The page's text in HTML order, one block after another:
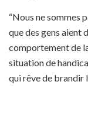
“Nous ne sommes
que des gens aient
comportement de
situation de
qui rêve de brandir